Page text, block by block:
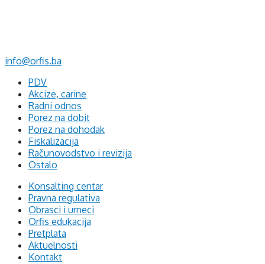
info@orfis.ba
PDV
Akcize, carine
Radni odnos
Porez na dobit
Porez na dohodak
Fiskalizacija
Računovodstvo i revizija
Ostalo
Konsalting centar
Pravna regulativa
Obrasci i urneci
Orfis edukacija
Pretplata
Aktuelnosti
Kontakt